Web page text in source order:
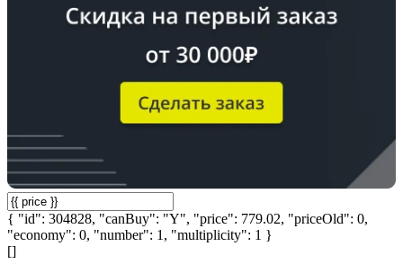
{ "id": 304828, "canBuy": "Y", "price": 779.02, "priceOld": 0,
"economy": 0, "number": 1, "multiplicity": 1 }
[]